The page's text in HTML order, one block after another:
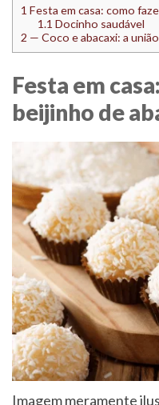
1 Festa em casa: como
1.1 Docinho saudável
2 — Coco e abacaxi: a
Festa em
beijinho de
Imagem meramente